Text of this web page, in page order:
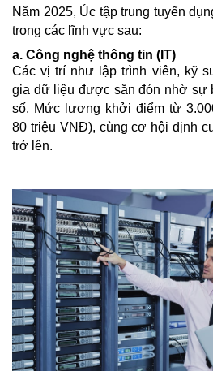
Năm 2025, Úc tập trung tuyển
trong các lĩnh vực sau:
a. Công nghệ thông tin (IT)
Các vị trí như lập trình viên, kỹ
gia dữ liệu được săn đón nhờ sự
số. Mức lương khởi điểm từ
80 triệu VNĐ), cùng cơ hội định
trở lên.